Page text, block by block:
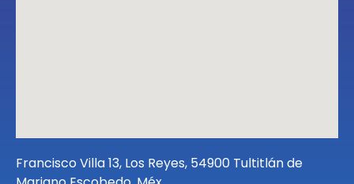
Francisco Villa 13, Los Reyes, 54900 Tultitlán de